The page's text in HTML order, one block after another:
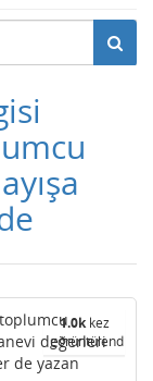
1.0kkez
görüntülendi
değerleri
de yazan